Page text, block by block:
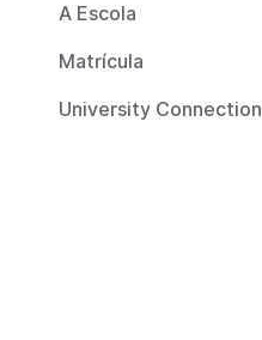
A Escola
Matrícula
University Connection